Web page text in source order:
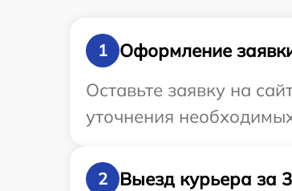
1
Оформление
Оставьте заявку на
уточнения
2
Выезд курьера за